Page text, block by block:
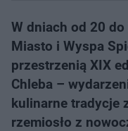
W dniach od 20
Miasto i Wyspa
przestrzenią XIX
Chleba –
kulinarne tradycje
rzemiosło z